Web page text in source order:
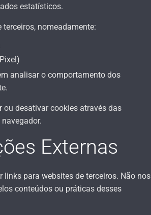
estatísticos.
nomeadamente:
analisar o comportamento dos
ou desativar cookies através das
Externas
links para websites de terceiros. Não nos
conteúdos ou práticas desses